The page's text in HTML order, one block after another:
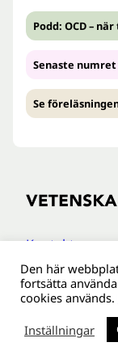
Podd: OCD –
Senaste
Se
Kontakt
Om
Behandling av
Den här
fortsätta
cookies används.
Inställningar